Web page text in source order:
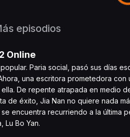
episodios
Online
Paria social, pasó sus días
una escritora prometedora
De repente atrapada en medio
de éxito, Jia Nan no quiere nada
encuentra recurriendo a la última
Lu Bo Yan.